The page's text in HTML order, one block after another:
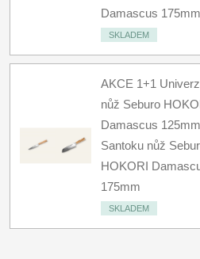
Damascus 175mm
SKLADEM
AKCE 1+1
nůž Seburo
Damascus
Santoku nůž
HOKORI
175mm
SKLADEM